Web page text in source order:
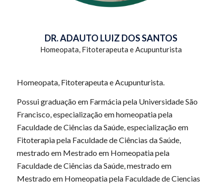
DR. ADAUTO LUIZ DOS SANTOS
Homeopata, Fitoterapeuta e Acupunturista
Homeopata, Fitoterapeuta e Acupunturista.
Possui graduação em Farmácia pela Universidade São
Francisco, especialização em homeopatia pela
Faculdade de Ciências da Saúde, especialização em
Fitoterapia pela Faculdade de Ciências da Saúde,
mestrado em Mestrado em Homeopatia pela
Faculdade de Ciências da Saúde, mestrado em
Mestrado em Homeopatia pela Faculdade de Ciencias